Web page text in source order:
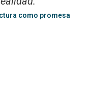
como promesa